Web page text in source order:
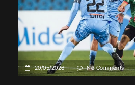
20/05/2026 No Comments